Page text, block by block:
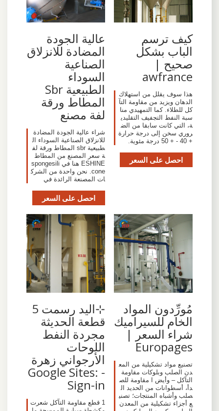
كيف ترسم
الباب بشكل
صحيح |
awfrance
هذا سوف يقلل من استهلاك
الدهان ويزيد من مقاومة التآ
كل للطلاء. كما التمهيدي منا
سبة النفط التجفيف التقليدي
ة، التي كانت سابقا من الض
روري سخن إلى درجة حرارة
+ 40 - + 50 درجة مئوية.
احصل على السعر
عالية الجودة
المضادة للانزلاق
الصناعية
السوداء
الطبيعية Sbr
المطاط ورقة
لفة مصنع
شراء عالية الجودة المضادة
للانزلاق الصناعية السوداء ال
طبيعية sbr المطاط ورقة لف
ة سعر المصنع من المطاط
ESHINE هنا في spongesili
cone. نحن واحدة من الشرك
ات المصنعة الرائدة في
احصل على السعر
مُورِّدون المواد
الخام للسيراميك
شراء السعر |
Europages
تصنيع مواد تشكيلية من المع
دن الصلب وبلوكات مقاومة
التآكل – وأيض ا مقاومة للص
دأ، أسطوانات من الحديد ال
صلب وأشباه المنتجات؛ تصني
ع أجزاء تشكيلية من المعدن
⊹اليد رسمت 5
قطعة الحديثة
مجردة النفط
اللوحات
الأرجواني زهرة
- Google Sites:
Sign-in
1 قطع مقاومة التآكل شعرت